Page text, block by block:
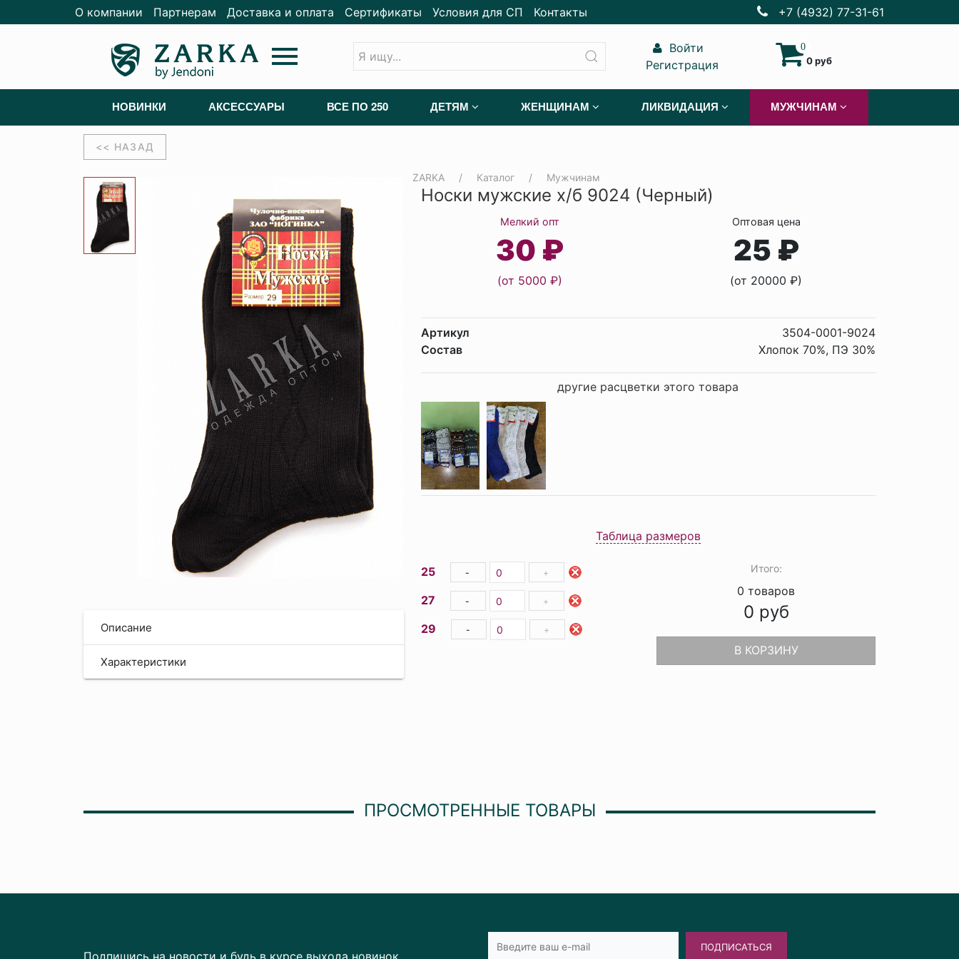
О компании Партнерам Доставка и оплата Сертификаты Условия для СП Контакты +7 (4932) 77-31-61
menu
Войти
Регистрация
0
0 руб
НОВИНКИ АКСЕССУАРЫ ВСЕ ПО 250 ДЕТЯМ ЖЕНЩИНАМ ЛИКВИДАЦИЯ МУЖЧИНАМ
<< НАЗАД
Описание
Характеристики
ZARKA Каталог Мужчинам
Носки мужские х/б 9024 (Черный)
Мелкий опт
30 ₽
(от 5000 ₽)
Оптовая цена
25 ₽
(от 20000 ₽)
Артикул
3504-0001-9024
Состав
Хлопок 70%, ПЭ 30%
другие расцветки этого товара
Таблица размеров
25 - +
27 - +
29 - +
Итого:
0 товаров
0 руб
В КОРЗИНУ
ПРОСМОТРЕННЫЕ ТОВАРЫ
ПОДПИСАТЬСЯ